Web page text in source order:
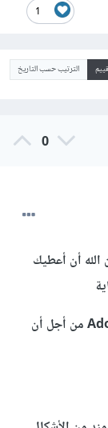
1
الترتيب حسب التاريخ
0
أن أعطيك
أول شي قم بتحميل هذا الملف و هو من شركة Adobe من أجل أن